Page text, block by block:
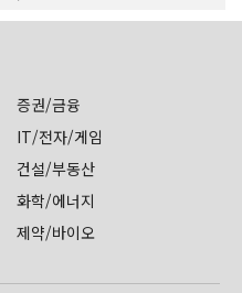
증권/금융
IT/전자/게임
건설/부동산
화학/에너지
제약/바이오